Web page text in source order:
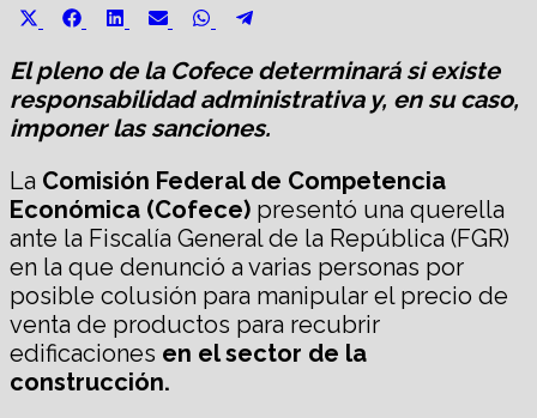
Share
Share
Facebook
Share
LinkedIn
Share
Email
Share
WhatsApp
El pleno de la Cofece determinará si existe
responsabilidad administrativa y, en su caso,
imponer las sanciones.
La Comisión Federal de Competencia
Económica (Cofece) presentó una querella
ante la Fiscalía General de la República (FGR)
en la que denunció a varias personas por
posible colusión para manipular el precio de
venta de productos para recubrir
edificaciones en el sector de la
construcción.